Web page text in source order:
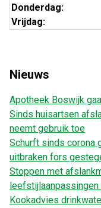
Donderdag:
Vrijdag:
Nieuws
Apotheek Boswijk
Sinds huisartsen
neemt gebruik toe
Schurft sinds corona
uitbraken fors
Stoppen met
Kookadvies